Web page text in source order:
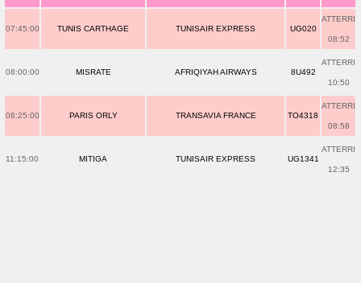
07:45:00 TUNIS CARTHAGE TUNISAIR EXPRESS UG020
ATTERRI
08:52
08:00:00 MISRATE AFRIQIYAH AIRWAYS 8U492
ATTERRI
10:50
08:25:00 PARIS ORLY TRANSAVIA FRANCE TO4318
ATTERRI
08:58
11:15:00 MITIGA TUNISAIR EXPRESS UG1341
ATTERRI
12:35